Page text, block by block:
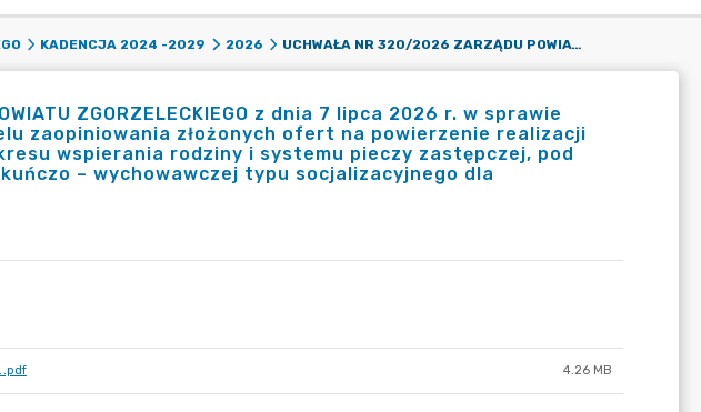
KADENCJA 2024 -2029 2026 UCHWAŁA NR 320/2026 ZARZĄDU POWIATU ZGORZELECKIEGO Z DNIA 7 LIPCA 2026 R. W SPRAWIE POWOŁANIA KOMISJI KONKURSOWEJ W CELU ZAOPINIOWANIA ZŁOŻONYCH OFERT NA POWIERZENIE REALIZACJI ZADANIA PUBLICZNEGO W 2026 R. Z ZAKRESU WSPIERANIA RODZINY I SYSTEMU PIECZY ZASTĘPCZEJ, POD NAZWĄ: „PROWADZENIE PLACÓWKI OPIEKUŃCZO – WYCHOWAWCZEJ TYPU SOCJALIZACYJNEGO DLA CZTERNAŚCIORGA DZIECI.”
ZGORZELECKIEGO z dnia 7 lipca 2026 r. w sprawie
zaopiniowania złożonych ofert na powierzenie realizacji
wspierania rodziny i systemu pieczy zastępczej, pod
– wychowawczej typu socjalizacyjnego dla
4.26 MB